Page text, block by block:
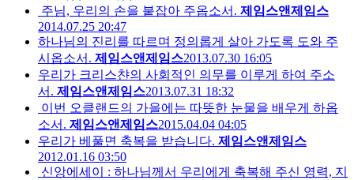
주님, 우리의 손을 붙잡아 주옵소서. 제임스앤제임스
2014.07.25 20:47
하나님의 진리를 따르며 정의롭게 살아 가도록 도와 주
시옵소서. 제임스앤제임스2013.07.30 16:05
우리가 크리스챤의 사회적인 의무를 이루게 하여 주소
서. 제임스앤제임스2013.07.31 18:32
이번 오클랜드의 가을에는 따뜻한 눈물을 배우게 하옵
소서. 제임스앤제임스2015.04.04 04:05
우리가 베풀면 축복을 받습니다. 제임스앤제임스
2012.01.16 03:50
신앙에세이 : 하나님께서 우리에게 축복해 주신 영력, 지